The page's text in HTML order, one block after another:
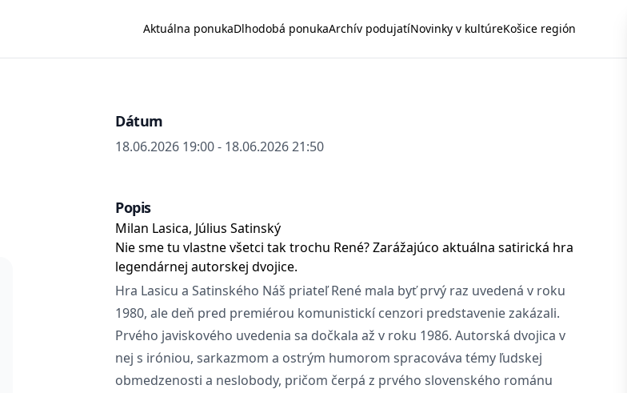
Aktuálna ponukaDlhodobá ponukaArchív podujatíNovinky v kultúreKošice región
Dátum
18.06.2026 19:00 - 18.06.2026 21:50
Popis
Milan Lasica, Július Satinský
Nie sme tu vlastne všetci tak trochu René? Zarážajúco aktuálna satirická hra
legendárnej autorskej dvojice.
Hra Lasicu a Satinského Náš priateľ René mala byť prvý raz uvedená v roku
1980, ale deň pred premiérou komunistickí cenzori predstavenie zakázali.
Prvého javiskového uvedenia sa dočkala až v roku 1986. Autorská dvojica v
nej s iróniou, sarkazmom a ostrým humorom spracováva témy ľudskej
obmedzenosti a neslobody, pričom čerpá z prvého slovenského románu